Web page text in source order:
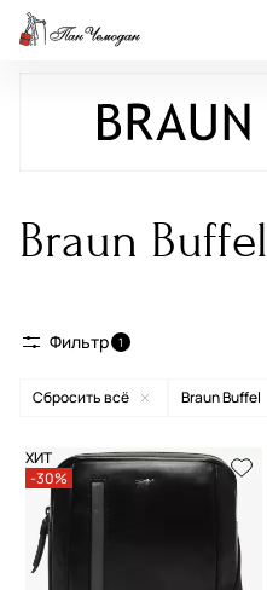
Braun Buffel
Фильтр 1
Сбросить всё Braun Buffel
ХИТ
-30%